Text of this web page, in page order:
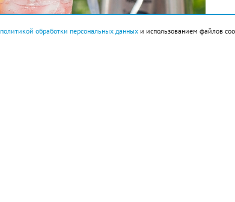
политикой обработки персональных данныхи использованием файлов